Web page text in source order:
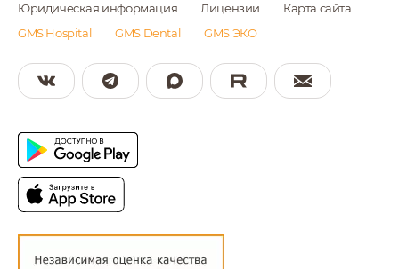
Юридическая информация
Лицензии
Карта сайта
GMS Hospital
GMS Dental GMS ЭКО